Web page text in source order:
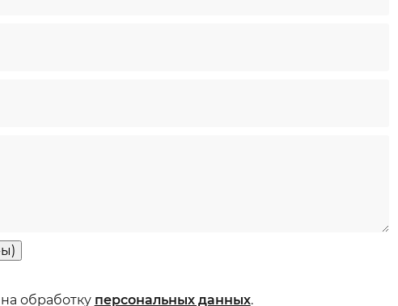
обработку персональных данных.